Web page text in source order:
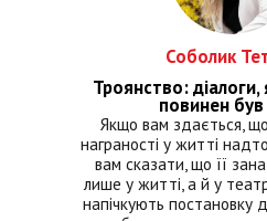
Соболик
Троянство: діалоги,
повинен
Якщо вам здається,
награності у житті
вам сказати, що її
лише у житті, а й у
напічкують постановку